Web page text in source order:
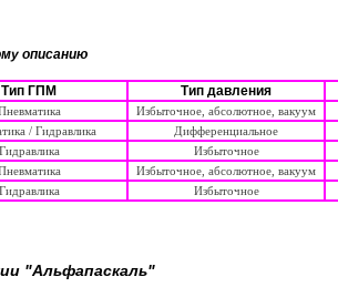
описанию
Тип ГПМ Тип давления
Избыточное, абсолютное, вакуум
/ Гидравлика Дифференциальное
Гидравлика Избыточное
Избыточное, абсолютное, вакуум
Гидравлика Избыточное
"Альфапаскаль"